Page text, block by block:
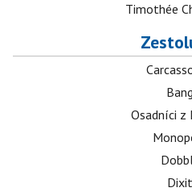
Timothée
Bang
Osadníci z
Dixit